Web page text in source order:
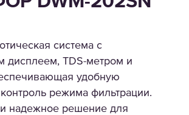
система с
дисплеем, TDS-метром и
удобную
режима фильтрации.
и надежное решение для